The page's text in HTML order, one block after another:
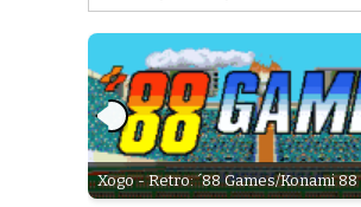
Xogo - Retro: ´88 Games/Konami